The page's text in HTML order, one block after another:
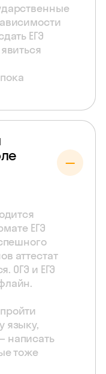
ЕГЭ
ЕГЭ
аттестат
ОГЭ и ЕГЭ
языку,
написать
тоже